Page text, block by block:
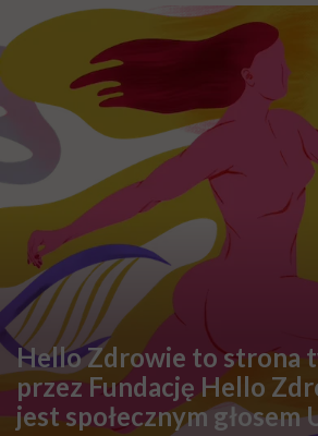
Hello Zdrowie to strona
przez Fundację Hello
jest społecznym głosem